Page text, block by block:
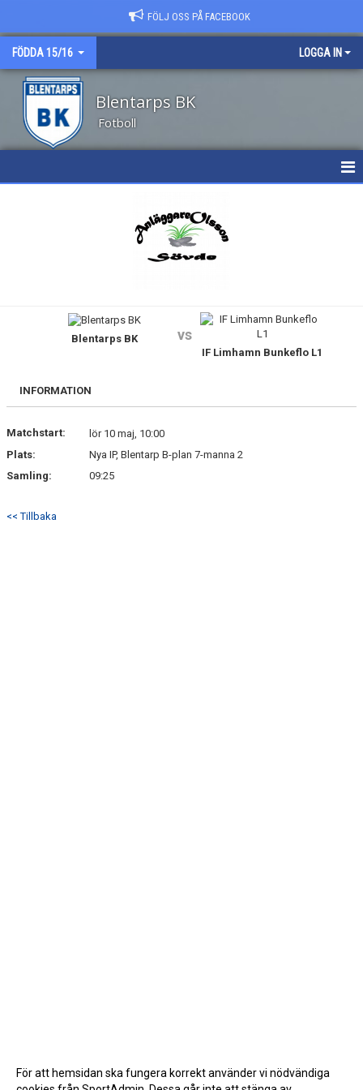
FÖLJ OSS PÅ FACEBOOK
FÖDDA 15/16 LOGGA IN
Blentarps BK
Fotboll
KONTAKT
Blentarps BK vs
IF Limhamn Bunkeflo L1
INFORMATION
Matchstart:
lör 10 maj, 10:00
Plats:
Nya IP, Blentarp B-plan 7-manna 2
Samling:
09:25
<< Tillbaka
För att hemsidan ska fungera korrekt använder vi nödvändiga